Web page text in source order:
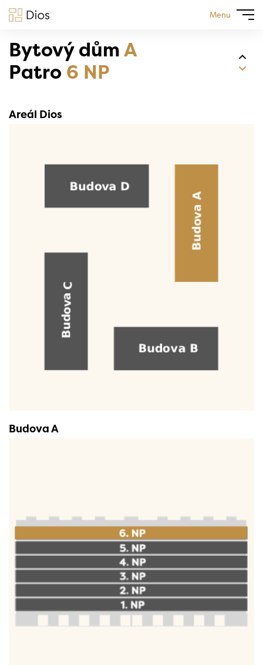
Menu
Bytový důmA
Patro 6 NP
Areál Dios
Budova A